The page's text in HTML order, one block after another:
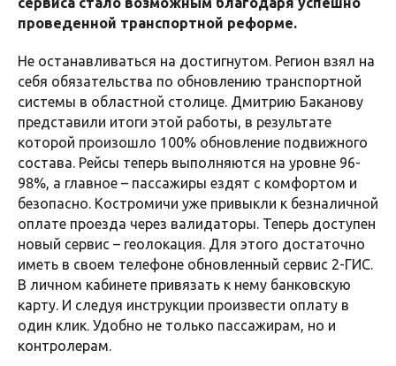
проведенной транспортной реформе.
Не останавливаться на достигнутом. Регион взял на
себя обязательства по обновлению транспортной
системы в областной столице. Дмитрию Баканову
представили итоги этой работы, в результате
которой произошло 100% обновление подвижного
состава. Рейсы теперь выполняются на уровне 96-
98%, а главное – пассажиры ездят с комфортом и
безопасно. Костромичи уже привыкли к безналичной
оплате проезда через валидаторы. Теперь доступен
новый сервис – геолокация. Для этого достаточно
иметь в своем телефоне обновленный сервис 2-ГИС.
В личном кабинете привязать к нему банковскую
карту. И следуя инструкции произвести оплату в
один клик. Удобно не только пассажирам, но и
контролерам.